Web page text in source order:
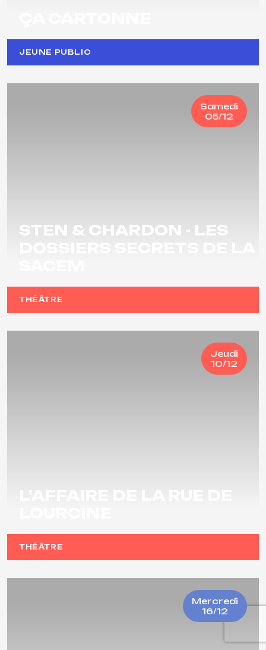
JEUNE PUBLIC
Samedi
05/12
STEN & CHARDON - LES
THÉÂTRE
Jeudi
10/12
THÉÂTRE
Mercredi
16/12